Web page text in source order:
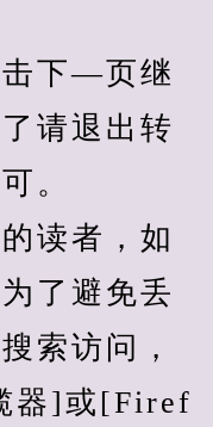
下—页继
请退出转
。
读者，如
了避免丢
索访问，
器]或[Firef